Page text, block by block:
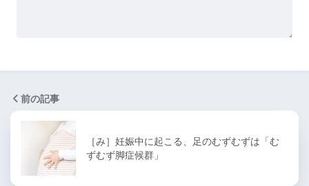
前の記事
［み］妊娠中に起こる、足のむずむずは「む
ずむず脚症候群」